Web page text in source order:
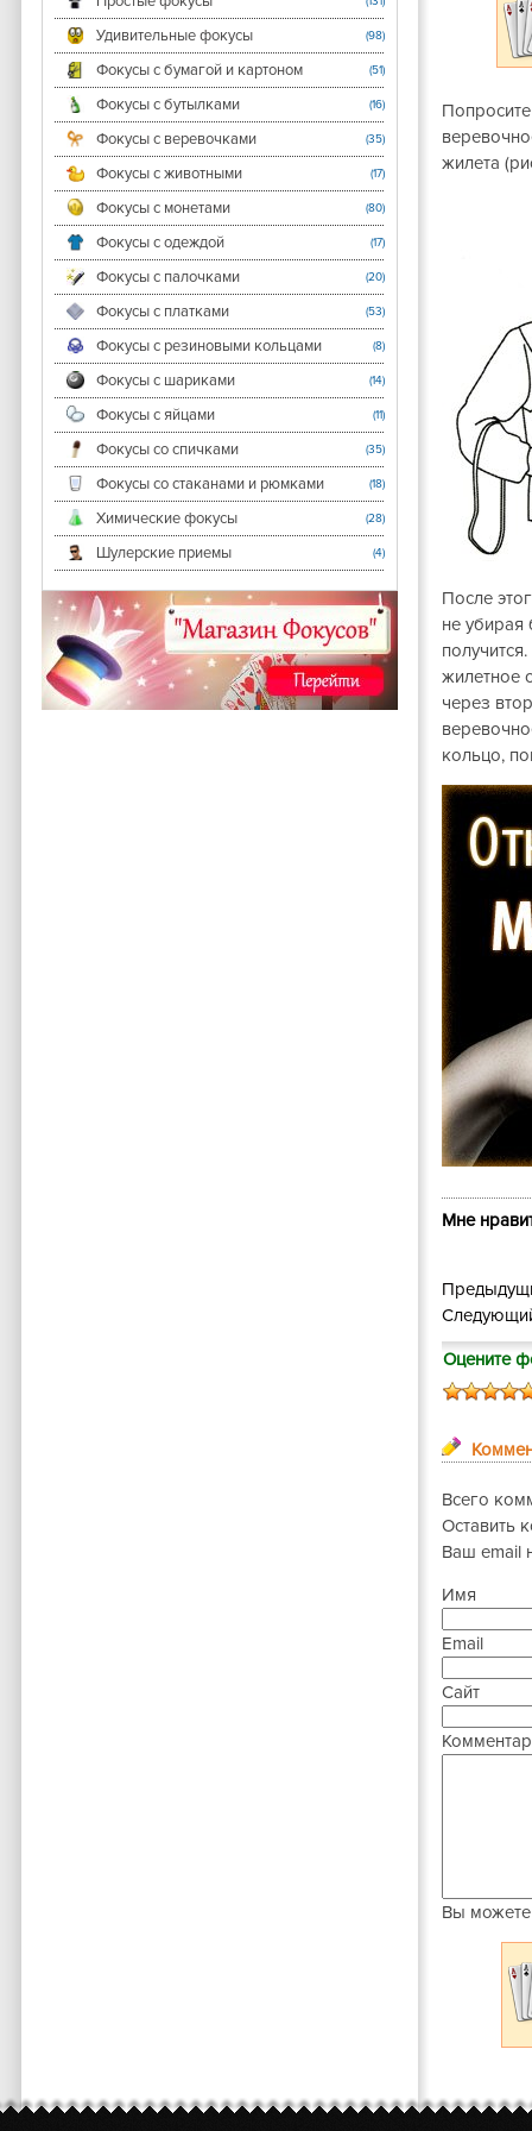
Удивительные фокусы (98)
Фокусы с бумагой и картоном (51)
Фокусы с бутылками (16)
Фокусы с веревочками (35)
Фокусы с животными (17)
Фокусы с монетами (80)
Фокусы с одеждой (17)
Фокусы с палочками (20)
Фокусы с платками (53)
Фокусы с резиновыми кольцами (8)
Фокусы с шариками (14)
Фокусы с яйцами (11)
Фокусы со спичками (35)
Фокусы со стаканами и рюмками (18)
Химические фокусы (28)
Шулерские приемы (4)
жилета
После
не убирая
жилетное
через
кольцо,
Мне
Оцените
Всего
Оставить
Ваш email
Имя
Email
Сайт
Вы